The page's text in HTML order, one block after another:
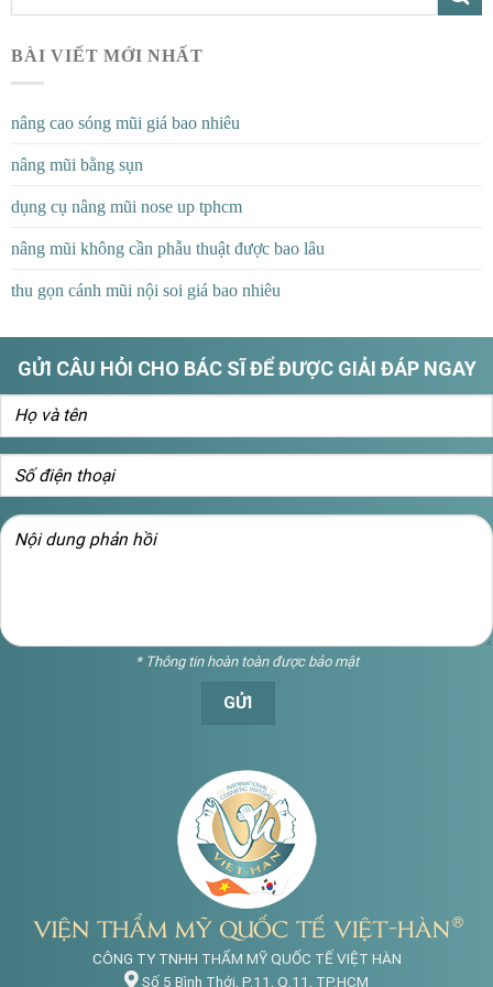
BÀI VIẾT MỚI NHẤT
nâng cao sóng mũi giá bao nhiêu
nâng mũi bằng sụn
dụng cụ nâng mũi nose up tphcm
nâng mũi không cần phẫu thuật được bao lâu
thu gọn cánh mũi nội soi giá bao nhiêu
GỬI CÂU HỎI CHO BÁC SĨ ĐỂ ĐƯỢC GIẢI ĐÁP NGAY
* Thông tin hoàn toàn được bảo mật
CÔNG TY TNHH THẨM MỸ QUỐC TẾ VIỆT HÀN
Số 5 Bình Thới, P.11, Q.11, TP.HCM